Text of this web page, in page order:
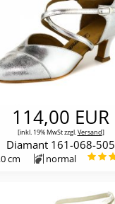
114,00 EUR
[inkl. 19% MwSt zzgl. Versand]
Diamant 161-068-505
cm normal